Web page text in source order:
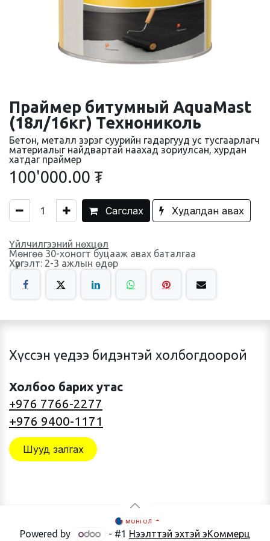
Праймер битумный AquaMast
(18л/16кг) Технониколь
Бетон, металл зэрэг суурийн гадаргууд ус тусгаарлагч
материалыг найдвартай наахад зориулсан, хурдан
хатдаг праймер
100'000.00 ₮
Сагслах Худалдан авах
Үйлчилгээний нөхцөл
Мөнгөө 30-хоногт буцааж авах баталгаа
Хүргэлт: 2-3 ажлын өдөр
Хүссэн үедээ бидэнтэй холбогдоорой
Холбоо барих утас
+976 7766-2277
+976 9400-1171
Шууд залгах
монгол
Powered by - #1 Нээлттэй эхтэй эКоммерц